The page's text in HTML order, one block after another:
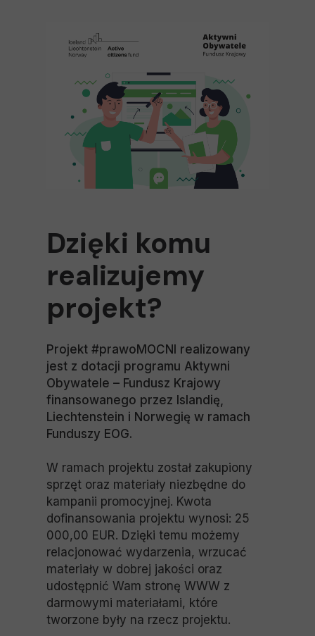
Dzięki komu
realizujemy
projekt?
Projekt #prawoMOCNI realizowany
jest z dotacji programu Aktywni
Obywatele – Fundusz Krajowy
finansowanego przez Islandię,
Liechtenstein i Norwegię w ramach
Funduszy EOG.
W ramach projektu został zakupiony
sprzęt oraz materiały niezbędne do
kampanii promocyjnej. Kwota
dofinansowania projektu wynosi: 25
000,00 EUR. Dzięki temu możemy
relacjonować wydarzenia, wrzucać
materiały w dobrej jakości oraz
udostępnić Wam stronę WWW z
darmowymi materiałami, które
tworzone były na rzecz projektu.